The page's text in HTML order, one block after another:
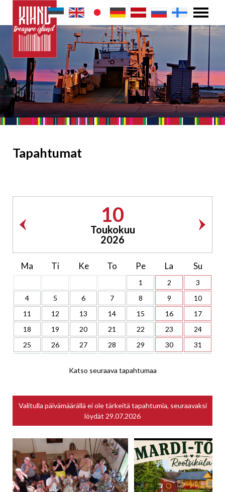
Tapahtumat
10
Toukokuu
2026
Ma Ti Ke To Pe La Su
1 2
3
4
5 6 7 8 9
10
11
12 13 14 15 16
17
18
19 20 21 22 23
24
25
26 27 28 29 30 31
Katso seuraava tapahtumaa
Valitulla päivämäärällä ei ole tärkeitä tapahtumia, seuraavaksi
löydät 29.07.2026